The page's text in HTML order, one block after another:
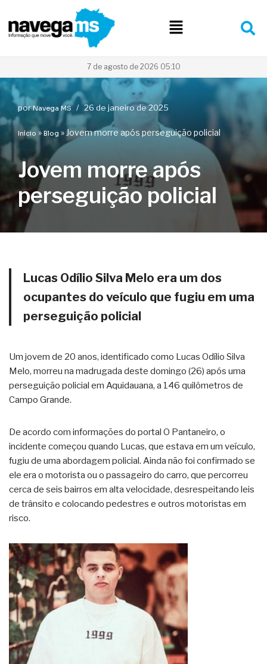
Pular
para
7 de agosto de 2026 05:10
porNavega MS 26 de janeiro de 2025
Início » Blog »Jovem morre após perseguição policial
Jovem morre após
perseguição policial
Lucas Odílio Silva Melo era um dos
ocupantes do veículo que fugiu em uma
perseguição policial
Um jovem de 20 anos, identificado como Lucas Odílio Silva
Melo, morreu na madrugada deste domingo (26) após uma
perseguição policial em Aquidauana, a 146 quilômetros de
Campo Grande.
De acordo com informações do portal O Pantaneiro, o
incidente começou quando Lucas, que estava em um veículo,
fugiu de uma abordagem policial. Ainda não foi confirmado se
ele era o motorista ou o passageiro do carro, que percorreu
cerca de seis bairros em alta velocidade, desrespeitando leis
de trânsito e colocando pedestres e outros motoristas em
risco.